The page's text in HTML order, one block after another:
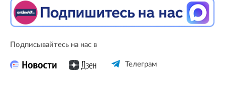
Подписывайтесь на нас в
Телеграм